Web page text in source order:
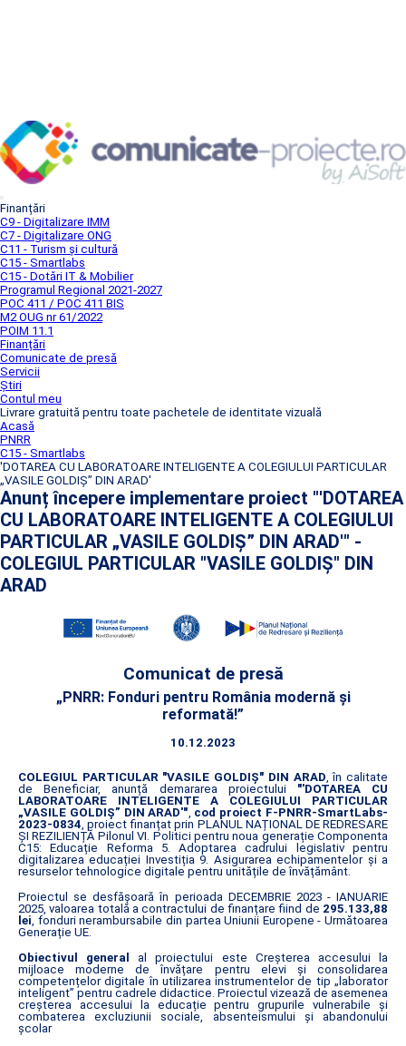
Finanțări
C9 - Digitalizare IMM
C7 - Digitalizare ONG
C11 - Turism și cultură
C15 - Smartlabs
C15 - Dotări IT & Mobilier
Programul Regional 2021-2027
POC 411 / POC 411 BIS
M2 OUG nr 61/2022
POIM 11.1
Finanțări
Comunicate de presă
Servicii
Știri
Contul meu
Livrare gratuită pentru toate pachetele de identitate vizuală
Acasă
PNRR
C15 - Smartlabs
'DOTAREA CU LABORATOARE INTELIGENTE A COLEGIULUI PARTICULAR
„VASILE GOLDIȘ” DIN ARAD'
Anunț începere implementare proiect "'DOTAREA
CU LABORATOARE INTELIGENTE A COLEGIULUI
PARTICULAR „VASILE GOLDIȘ” DIN ARAD'" -
COLEGIUL PARTICULAR "VASILE GOLDIŞ" DIN
ARAD
Comunicat de presă
„PNRR: Fonduri pentru România modernă și
reformată!”
10.12.2023
COLEGIUL PARTICULAR "VASILE GOLDIŞ" DIN ARAD, în calitate
de Beneficiar, anunță demararea proiectului "'DOTAREA CU
LABORATOARE INTELIGENTE A COLEGIULUI PARTICULAR
„VASILE GOLDIȘ” DIN ARAD'", cod proiect F-PNRR-SmartLabs-
2023-0834, proiect finanțat prin PLANUL NAȚIONAL DE REDRESARE
ȘI REZILIENȚĂ Pilonul VI. Politici pentru noua generație Componenta
C15: Educație Reforma 5. Adoptarea cadrului legislativ pentru
digitalizarea educației Investiția 9. Asigurarea echipamentelor și a
resurselor tehnologice digitale pentru unitățile de învățământ.
Proiectul se desfășoară în perioada DECEMBRIE 2023 - IANUARIE
2025, valoarea totală a contractului de finanțare fiind de 295.133,88
lei, fonduri nerambursabile din partea Uniunii Europene - Următoarea
Generație UE.
Obiectivul general
al proiectului este Creșterea accesului la
mijloace moderne de învățare pentru elevi și consolidarea
competențelor digitale în utilizarea instrumentelor de tip „laborator
inteligent” pentru cadrele didactice. Proiectul vizează de asemenea
creșterea accesului la educație pentru grupurile vulnerabile și
combaterea excluziunii sociale, absenteismului și abandonului
școlar